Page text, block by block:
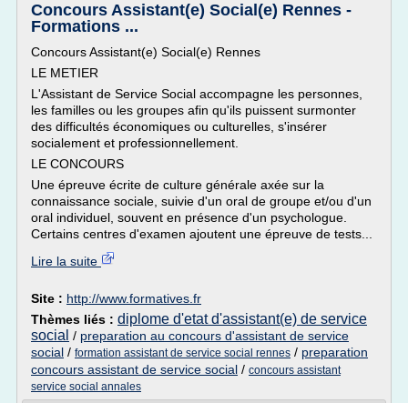
Concours Assistant(e) Social(e) Rennes -
Formations ...
Concours Assistant(e) Social(e) Rennes
LE METIER
L'Assistant de Service Social accompagne les personnes,
les familles ou les groupes afin qu'ils puissent surmonter
des difficultés économiques ou culturelles, s'insérer
socialement et professionnellement.
LE CONCOURS
Une épreuve écrite de culture générale axée sur la
connaissance sociale, suivie d'un oral de groupe et/ou d'un
oral individuel, souvent en présence d'un psychologue.
Certains centres d'examen ajoutent une épreuve de tests...
Lire la suite
Site : http://www.formatives.fr
Thèmes liés : diplome d'etat d'assistant(e) de service
social / preparation au concours d'assistant de service
social / formation assistant de service social rennes / preparation
concours assistant de service social / concours assistant
service social annales